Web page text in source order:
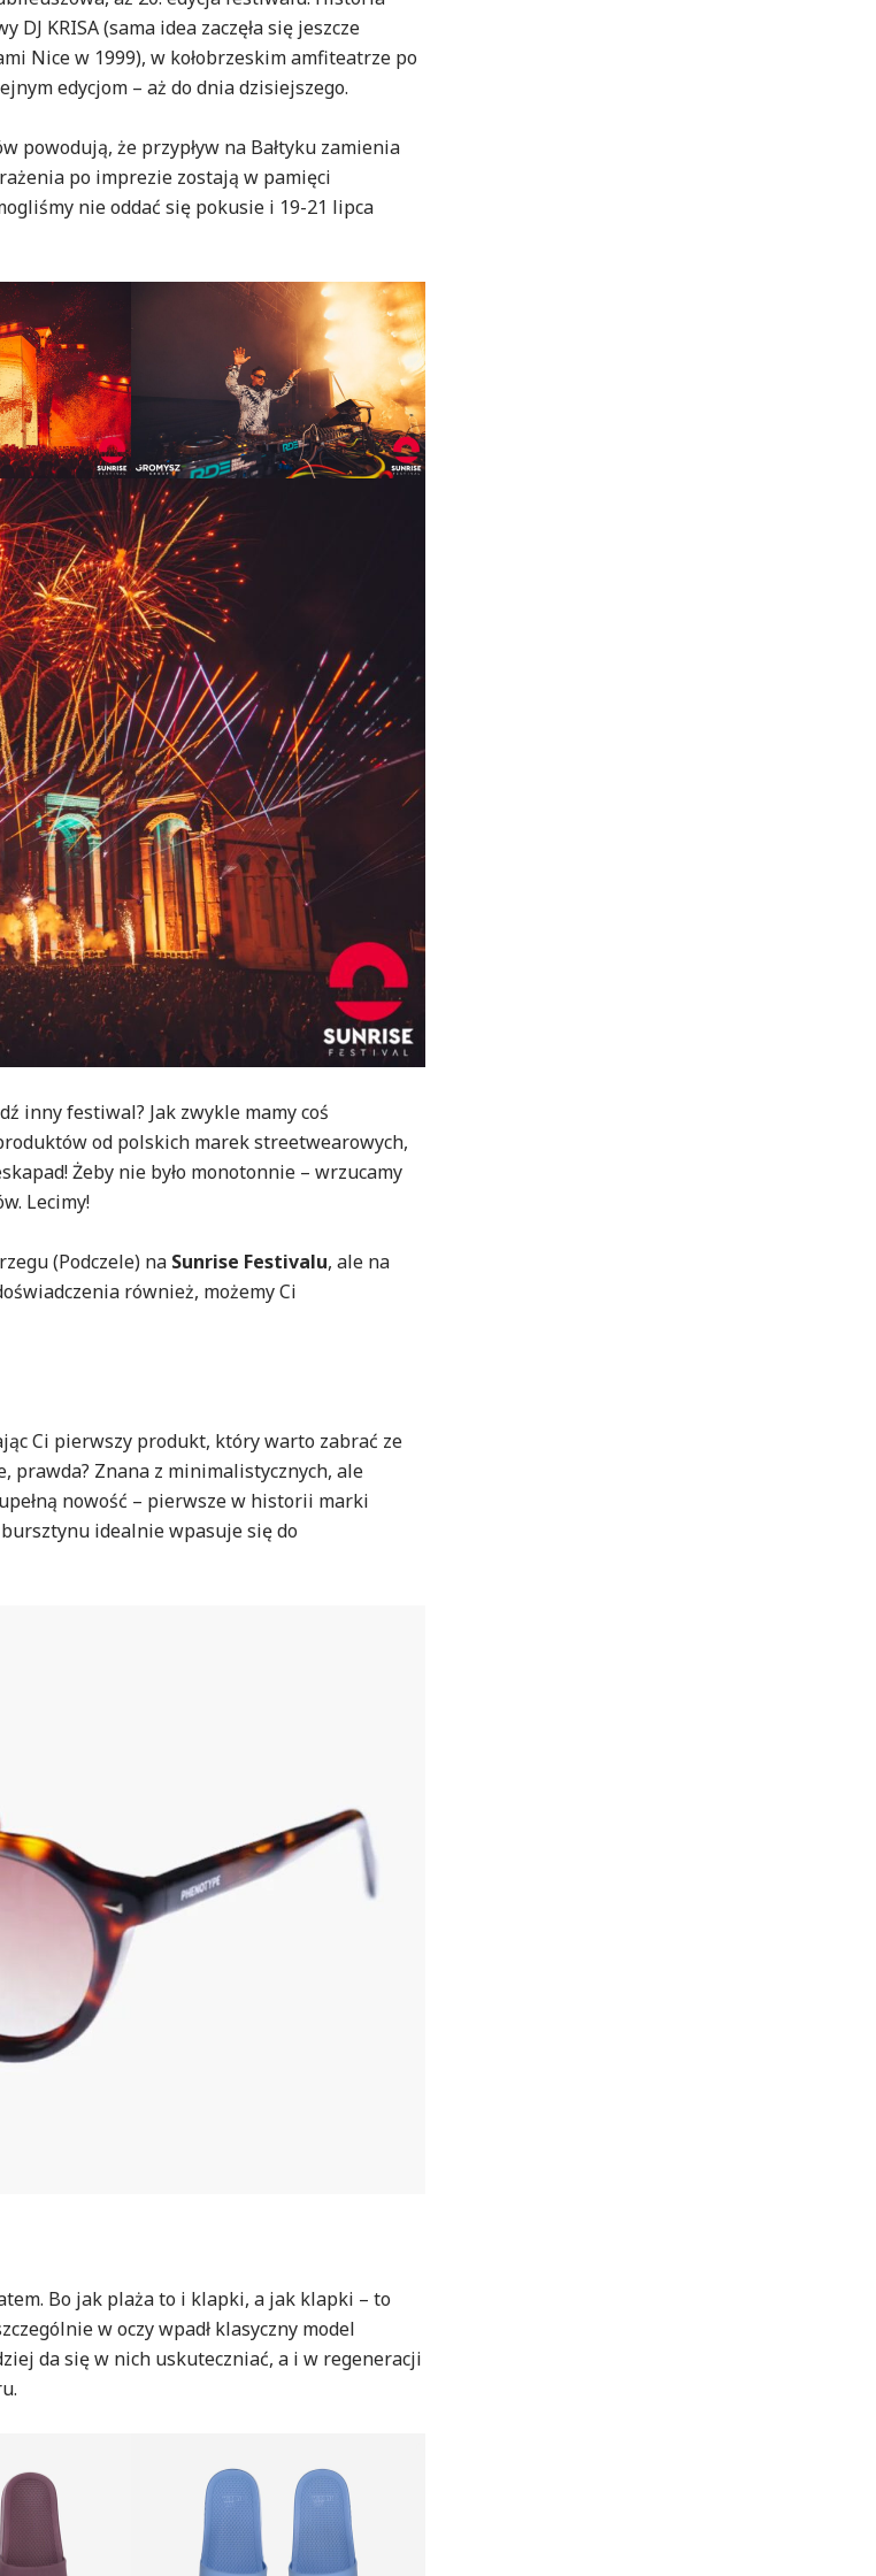
KRISA (sama idea zaczęła się jeszcze
Nice w 1999), w kołobrzeskim amfiteatrze po
edycjom – aż do dnia dzisiejszego.
powodują, że przypływ na Bałtyku zamienia
po imprezie zostają w pamięci
nie oddać się pokusie i 19-21 lipca
inny festiwal? Jak zwykle mamy coś
od polskich marek streetwearowych,
Żeby nie było monotonnie – wrzucamy
Lecimy!
(Podczele) na Sunrise Festivalu, ale na
również, możemy Ci
Ci pierwszy produkt, który warto zabrać ze
prawda? Znana z minimalistycznych, ale
nowość – pierwsze w historii marki
idealnie wpasuje się do
Bo jak plaża to i klapki, a jak klapki – to
w oczy wpadł klasyczny model
da się w nich uskuteczniać, a i w regeneracji